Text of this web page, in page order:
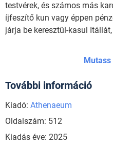
testvérek, és számos más
íjfeszítő kun vagy éppen
járja be keresztül-kasul
További információ
Kiadó: Athenaeum
Oldalszám: 512
Kiadás éve: 2025